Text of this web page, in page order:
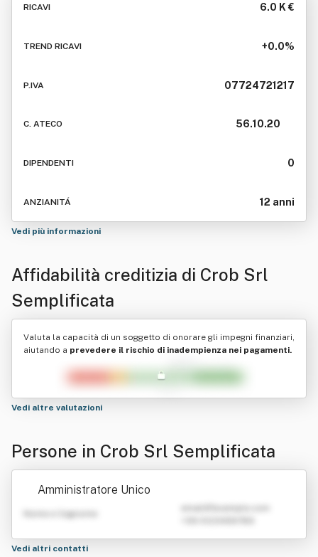
RICAVI 6.0 K €
TREND RICAVI +0.0%
P.IVA 07724721217
C. ATECO 56.10.20
DIPENDENTI 0
ANZIANITÁ 12 anni
Vedi più informazioni
Affidabilità creditizia di Crob Srl
Semplificata
Valuta la capacità di un soggetto di onorare gli impegni finanziari,
aiutando a prevedere il rischio di inadempienza nei pagamenti.
Vedi altre valutazioni
Persone in Crob Srl Semplificata
Amministratore Unico
Nome e Cognome
Vedi altri contatti